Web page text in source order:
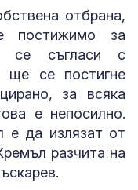
отбрана,
за
се съгласи с
ще се постигне
за всяка
е непосилно.
е да излязат от
разчита на